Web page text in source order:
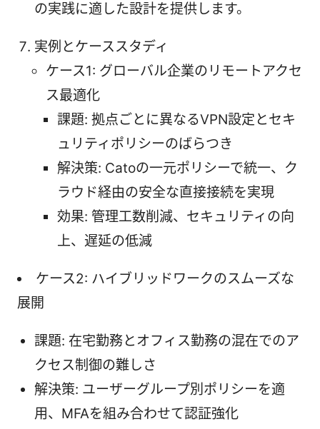
の実践に適した設計を提供します。
実例とケーススタディ
ケース1: グローバル企業のリモートアクセ
ス最適化
課題: 拠点ごとに異なるVPN設定とセキ
ュリティポリシーのばらつき
解決策: Catoの一元ポリシーで統一、ク
ラウド経由の安全な直接接続を実現
効果: 管理工数削減、セキュリティの向
上、遅延の低減
ケース2: ハイブリッドワークのスムーズな
展開
課題: 在宅勤務とオフィス勤務の混在でのア
クセス制御の難しさ
解決策: ユーザーグループ別ポリシーを適
用、MFAを組み合わせて認証強化